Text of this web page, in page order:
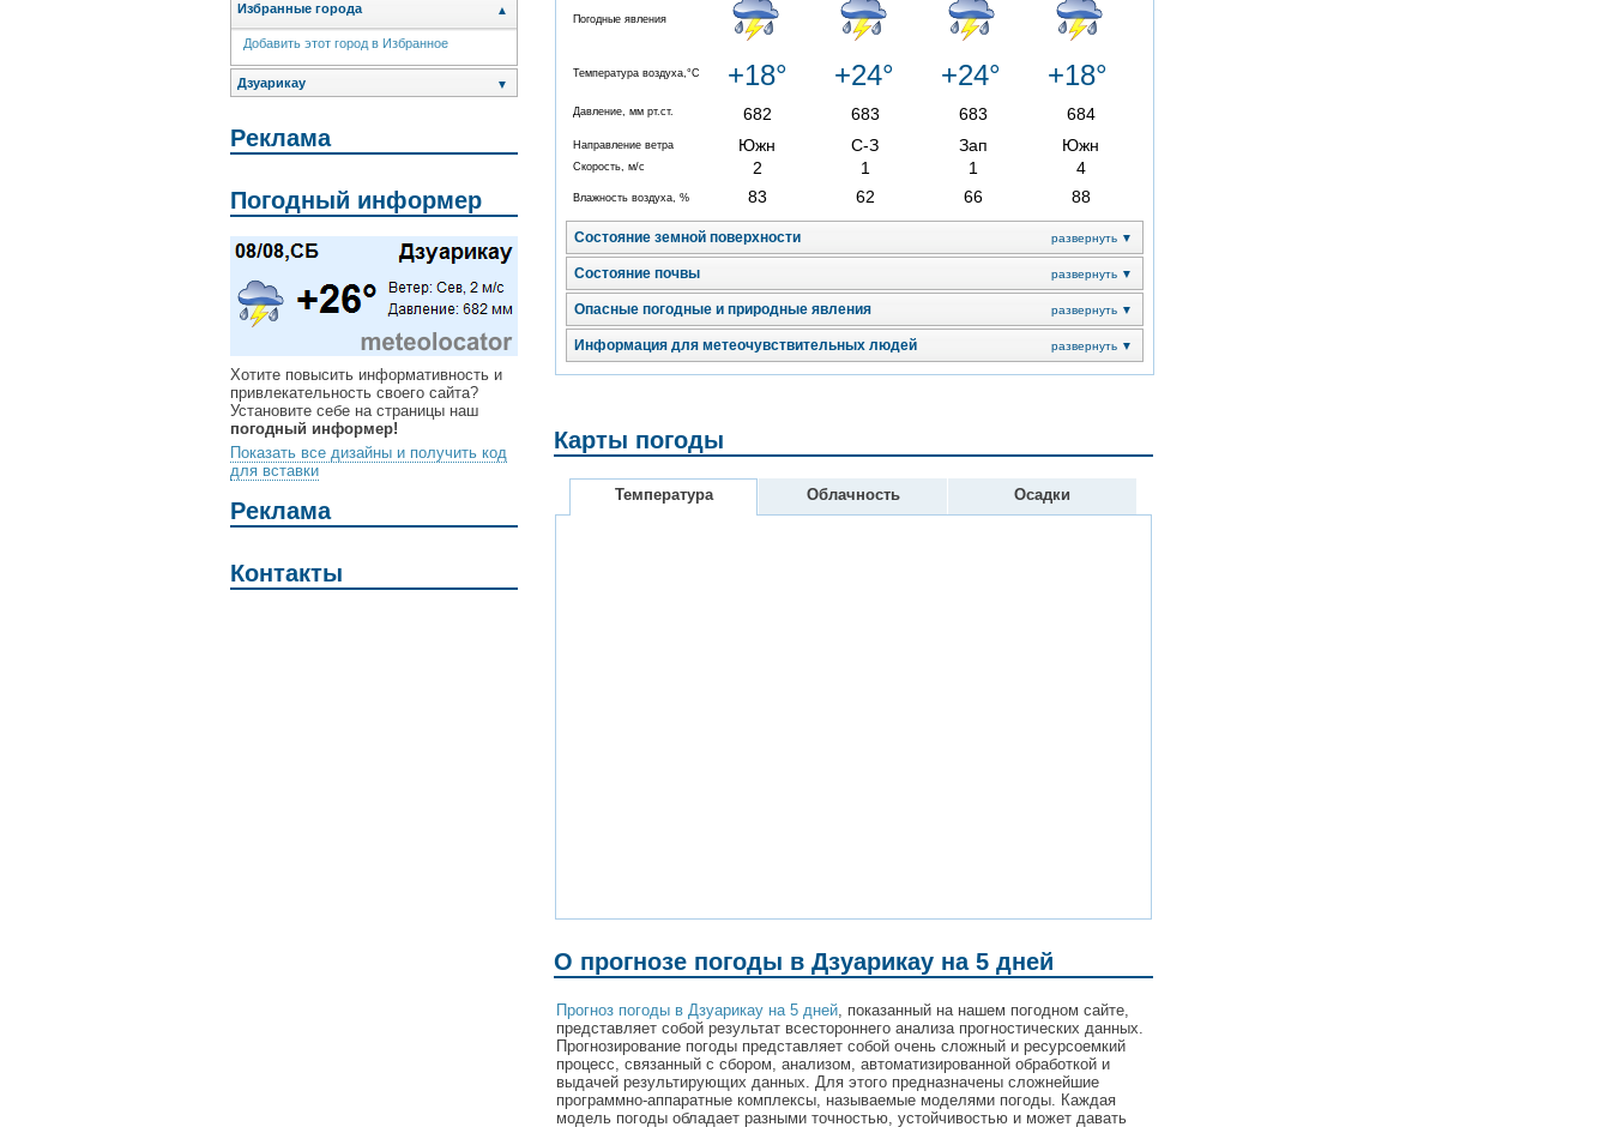
Избранные города ▲
Добавить этот город в Избранное
Дзуарикау ▼
Реклама
Погодный информер
Хотите повысить информативность и
привлекательность своего сайта?
Установите себе на страницы наш
погодный информер!
Показать все дизайны и получить код
для вставки
Реклама
Контакты
Погодные явления
Температура воздуха,°C +18° +24° +24° +18°
Давление, мм рт.ст. 682 683 683 684
Направление ветра Южн С-З Зап Южн
Скорость, м/с 2 1 1 4
Влажность воздуха, % 83 62 66 88
Состояние земной поверхности развернуть ▼
Состояние почвы развернуть ▼
Опасные погодные и природные явления развернуть ▼
Информация для метеочувствительных людей развернуть ▼
Карты погоды
Температура Облачность Осадки
О прогнозе погоды в Дзуарикау на 5 дней
Прогноз погоды в Дзуарикау на 5 дней , показанный на нашем погодном сайте,
представляет собой результат всестороннего анализа прогностических данных.
Прогнозирование погоды представляет собой очень сложный и ресурсоемкий
процесс, связанный с сбором, анализом, автоматизированной обработкой и
выдачей результирующих данных. Для этого предназначены сложнейшие
программно-аппаратные комплексы, называемые моделями погоды. Каждая
модель погоды обладает разными точностью, устойчивостью и может давать